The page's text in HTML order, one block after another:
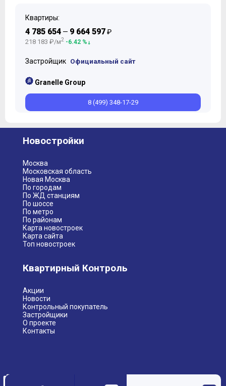
Квартиры:
4 785 654 — 9 664 597₽
218 183 ₽/м2 -6.42 %
Застройщик Официальный сайт
Granelle Group
8 (499) 348-17-29
Новостройки
Москва
Московская область
Новая Москва
По городам
По ЖД станциям
По шоссе
По метро
По районам
Карта новостроек
Карта сайта
Топ новостроек
Квартирный Контроль
Акции
Новости
Контрольный покупатель
Застройщики
О проекте
Контакты